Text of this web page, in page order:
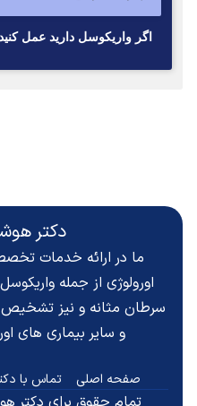
اگر واريكوسل داريد عمل
دکتر
ما در ارائه خدمات
اورولوژی از جمله
سرطان مثانه و نیز
و سایر بیماری های
صفحه اصلی تماس با